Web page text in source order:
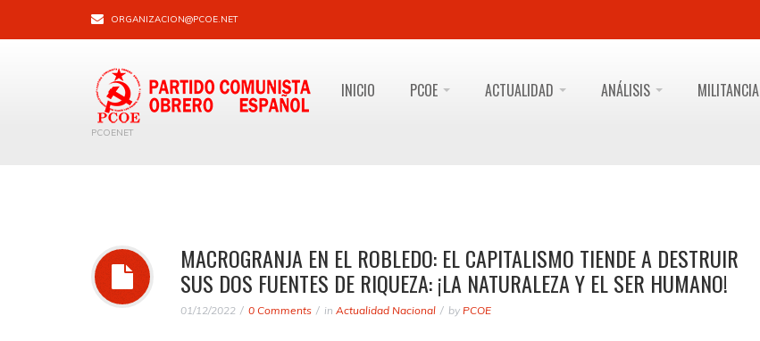
ORGANIZACION@PCOE.NET
PCOENET
INICIO PCOE ACTUALIDAD ANÁLISIS MILITANCIA
MACROGRANJA EN EL ROBLEDO: EL CAPITALISMO TIENDE A DESTRUIR
SUS DOS FUENTES DE RIQUEZA: ¡LA NATURALEZA Y EL SER HUMANO!
01/12/2022 0 Comments in Actualidad Nacional by PCOE